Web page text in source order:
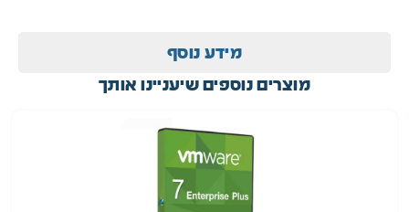
מידע נוסף
מוצרים נוספים שיעניינו אותך